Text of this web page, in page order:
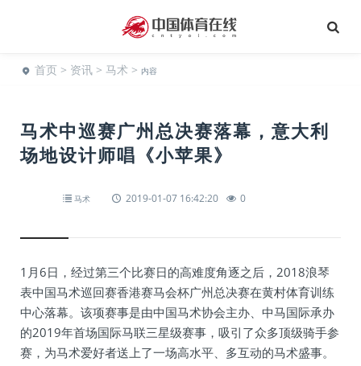
首页 > 资讯 > 马术 > 内容
马术中巡赛广州总决赛落幕，意大利
场地设计师唱《小苹果》
马术 2019-01-07 16:42:20 0
1月6日，经过第三个比赛日的高难度角逐之后，2018浪琴
表中国马术巡回赛香港赛马会杯广州总决赛在黄村体育训练
中心落幕。该项赛事是由中国马术协会主办、中马国际承办
的2019年首场国际马联三星级赛事，吸引了众多顶级骑手参
赛，为马术爱好者送上了一场高水平、多互动的马术盛事。